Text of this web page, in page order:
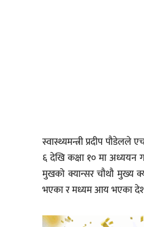
स्वास्थ्यमन्त्री प्रदीप पौडेलले
६ देखि कक्षा १० मा अध्ययन
मुखको क्यान्सर चौथौ मुख्य
भएका र मध्यम आय भएका